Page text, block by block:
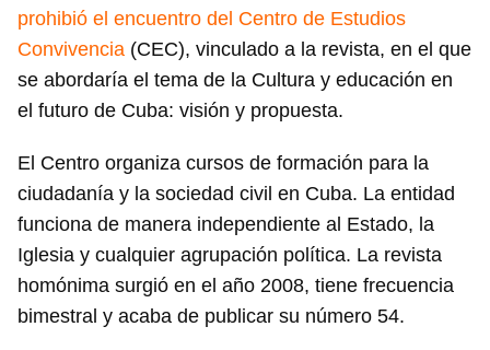
prohibió el encuentro del Centro de Estudios
Convivencia (CEC), vinculado a la revista, en el que
se abordaría el tema de la Cultura y educación en
el futuro de Cuba: visión y propuesta.
El Centro organiza cursos de formación para la
ciudadanía y la sociedad civil en Cuba. La entidad
funciona de manera independiente al Estado, la
Iglesia y cualquier agrupación política. La revista
homónima surgió en el año 2008, tiene frecuencia
bimestral y acaba de publicar su número 54.